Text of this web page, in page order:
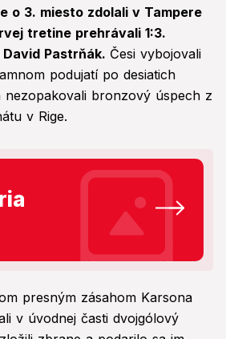
o 3. miesto zdolali v Tampere
tretine prehrávali 1:3.
Pastrňák. Česi vybojovali
podujatí po desiatich
nezopakovali bronzový úspech z
v Rige.
presným zásahom Karsona
v úvodnej časti dvojgólový